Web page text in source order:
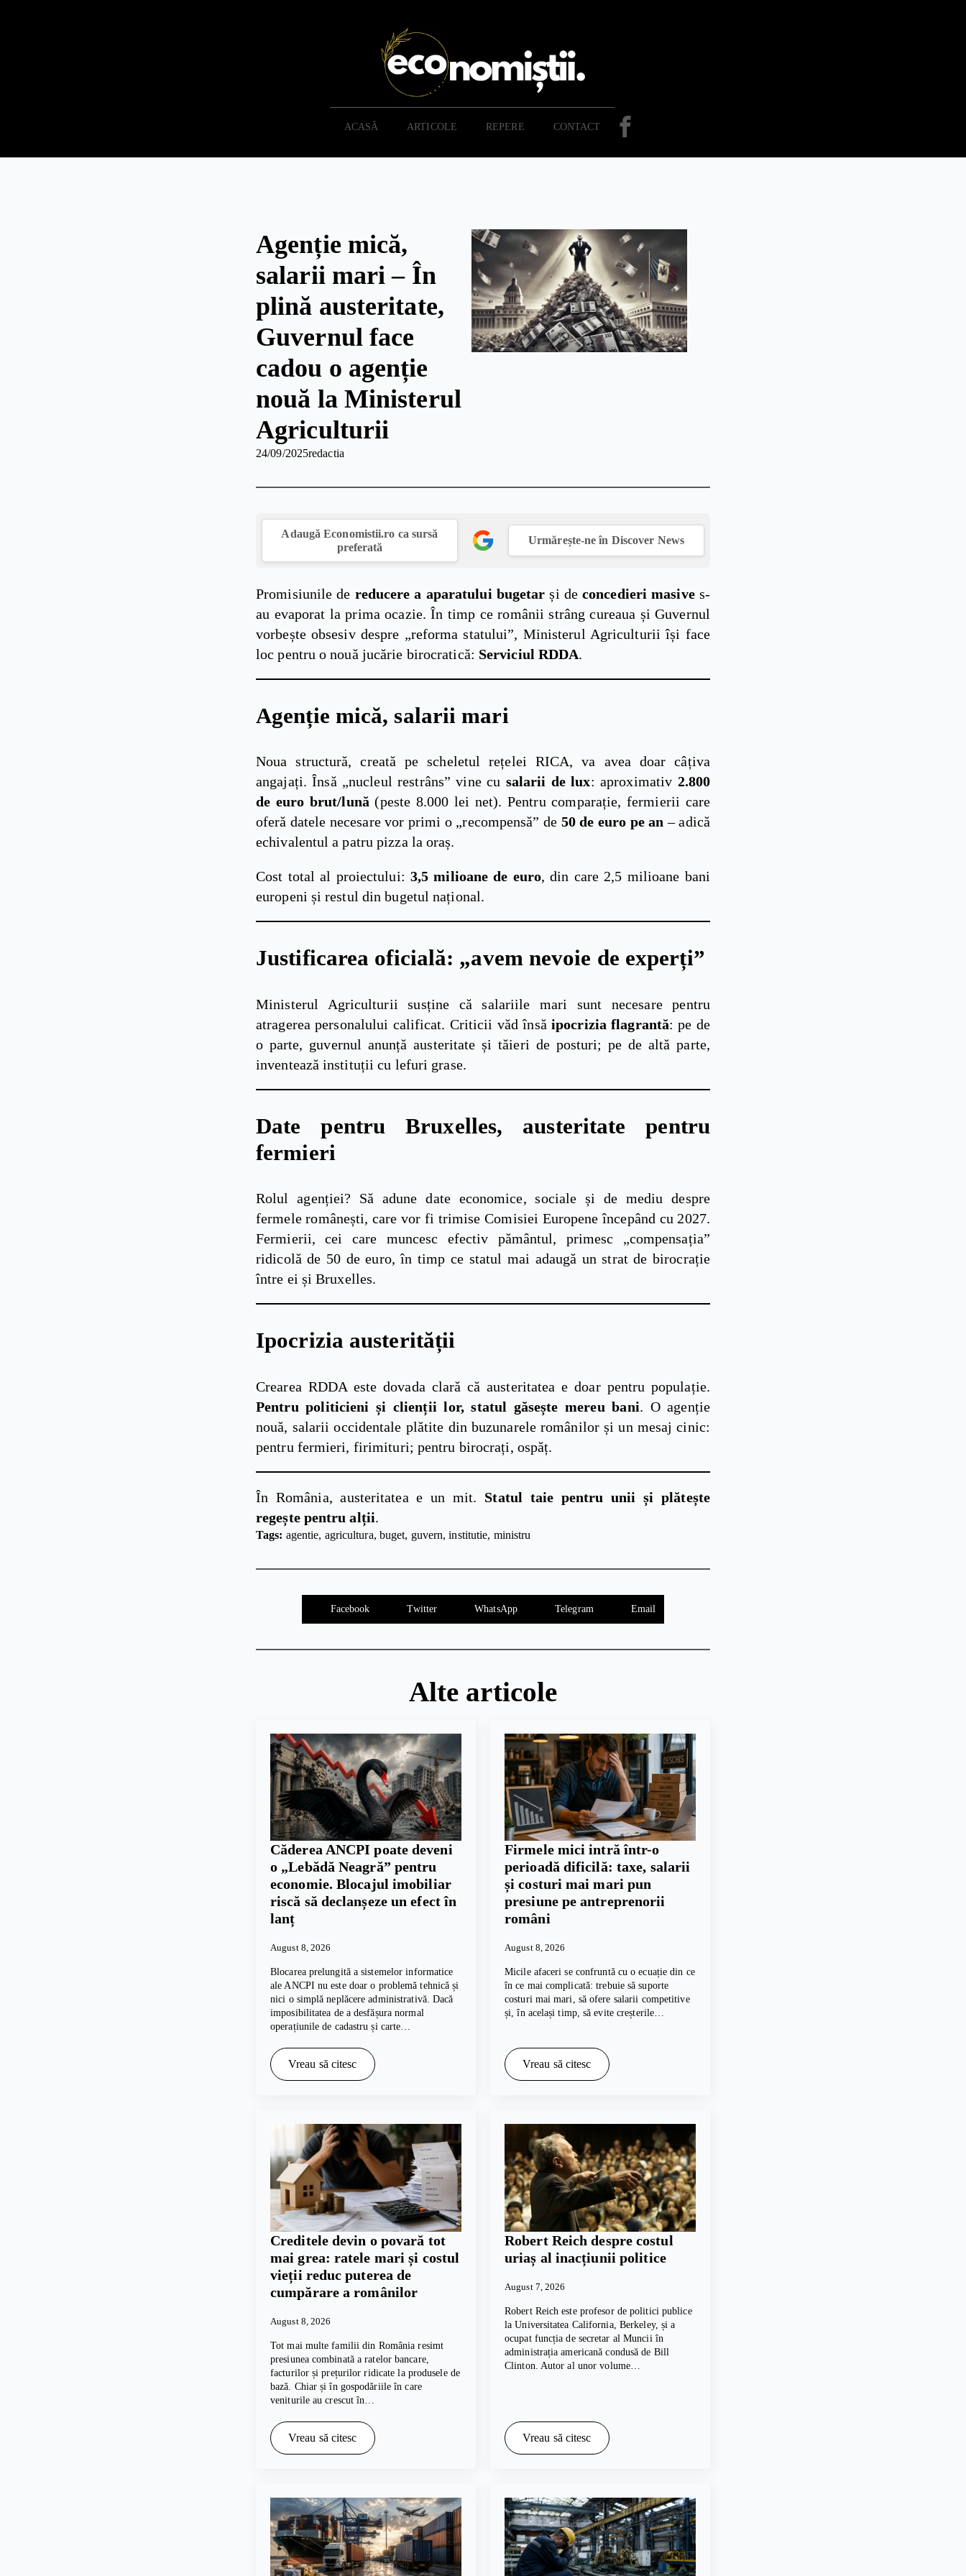
ACASĂ ARTICOLE REPERE CONTACT
Agenție mică,
salarii mari – În
plină austeritate,
Guvernul face
cadou o agenție
nouă la Ministerul
Agriculturii
24/09/2025redactia
Adaugă Economistii.ro ca sursă
preferată
Urmărește-ne în Discover News
Promisiunile de reducere a aparatului bugetar și deconcedieri masives-
au evaporat la prima ocazie. În timp ce românii strâng cureaua și Guvernul
vorbește obsesiv despre „reforma statului”, Ministerul Agriculturii își face
loc pentru o nouă jucărie birocratică: Serviciul RDDA.
Agenție mică, salarii mari
Noua structură, creată pe scheletul rețelei RICA, va avea doar câțiva
angajați. Însă „nucleul restrâns” vine cu salarii de lux: aproximativ 2.800
de euro brut/lună (peste 8.000 lei net). Pentru comparație, fermierii care
oferă datele necesare vor primi o „recompensă” de 50 de euro pe an – adică
echivalentul a patru pizza la oraș.
Cost total al proiectului: 3,5 milioane de euro, din care 2,5 milioane bani
europeni și restul din bugetul național.
Justificarea oficială: „avem nevoie de experți”
Ministerul Agriculturii susține că salariile mari sunt necesare pentru
atragerea personalului calificat. Criticii văd însă ipocrizia flagrantă: pe de
o parte, guvernul anunță austeritate și tăieri de posturi; pe de altă parte,
inventează instituții cu lefuri grase.
Date pentru Bruxelles, austeritate pentru
fermieri
Rolul agenției? Să adune date economice, sociale și de mediu despre
fermele românești, care vor fi trimise Comisiei Europene începând cu 2027.
Fermierii, cei care muncesc efectiv pământul, primesc „compensația”
ridicolă de 50 de euro, în timp ce statul mai adaugă un strat de birocrație
între ei și Bruxelles.
Ipocrizia austerității
Crearea RDDA este dovada clară că austeritatea e doar pentru populație.
Pentru politicieni și clienții lor, statul găsește mereu bani. O agenție
nouă, salarii occidentale plătite din buzunarele românilor și un mesaj cinic:
pentru fermieri, firimituri; pentru birocrați, ospăț.
În România, austeritatea e un mit. Statul taie pentru unii și plătește
regește pentru alții.
Tags: agentie agricultura buget guvern institutie ministru
Facebook Twitter WhatsApp Telegram Email
Alte articole
Căderea ANCPI poate deveni
o „Lebădă Neagră” pentru
economie. Blocajul imobiliar
riscă să declanșeze un efect în
lanț
August 8, 2026
Blocarea prelungită a sistemelor informatice
ale ANCPI nu este doar o problemă tehnică și
nici o simplă neplăcere administrativă. Dacă
imposibilitatea de a desfășura normal
operațiunile de cadastru și carte…
Vreau să citesc
Firmele mici intră într-o
perioadă dificilă: taxe, salarii
și costuri mai mari pun
presiune pe antreprenorii
români
August 8, 2026
Micile afaceri se confruntă cu o ecuație din ce
în ce mai complicată: trebuie să suporte
costuri mai mari, să ofere salarii competitive
și, în același timp, să evite creșterile…
Vreau să citesc
Creditele devin o povară tot
mai grea: ratele mari și costul
vieții reduc puterea de
cumpărare a românilor
August 8, 2026
Tot mai multe familii din România resimt
presiunea combinată a ratelor bancare,
facturilor și prețurilor ridicate la produsele de
bază. Chiar și în gospodăriile în care
veniturile au crescut în…
Vreau să citesc
Robert Reich despre costul
uriaș al inacțiunii politice
August 7, 2026
Robert Reich este profesor de politici publice
la Universitatea California, Berkeley, și a
ocupat funcția de secretar al Muncii în
administrația americană condusă de Bill
Clinton. Autor al unor volume…
Vreau să citesc